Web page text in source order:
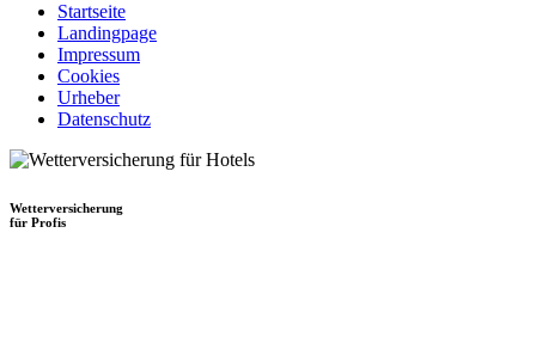
Startseite
Landingpage
Impressum
Cookies
Urheber
Datenschutz
Wetterversicherung
für Profis